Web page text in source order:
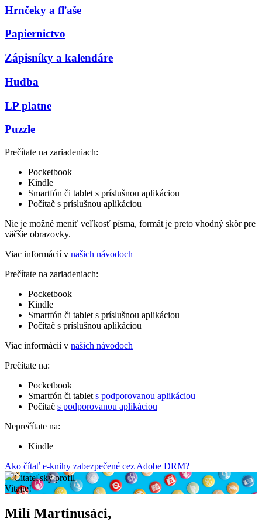
Hrnčeky a fľaše
Papiernictvo
Zápisníky a kalendáre
Hudba
LP platne
Puzzle
Prečítate na zariadeniach:
Pocketbook
Kindle
Smartfón či tablet s príslušnou aplikáciou
Počítač s príslušnou aplikáciou
Nie je možné meniť veľkosť písma, formát je preto vhodný skôr pre
väčšie obrazovky.
Viac informácií v našich návodoch
Prečítate na zariadeniach:
Pocketbook
Kindle
Smartfón či tablet s príslušnou aplikáciou
Počítač s príslušnou aplikáciou
Viac informácií v našich návodoch
Prečítate na:
Pocketbook
Smartfón či tablet s podporovanou aplikáciou
Počítač s podporovanou aplikáciou
Neprečítate na:
Kindle
Ako čítať e-knihy zabezpečené cez Adobe DRM?
Čitateľský profil
Vitajte!
Milí Martinusáci,